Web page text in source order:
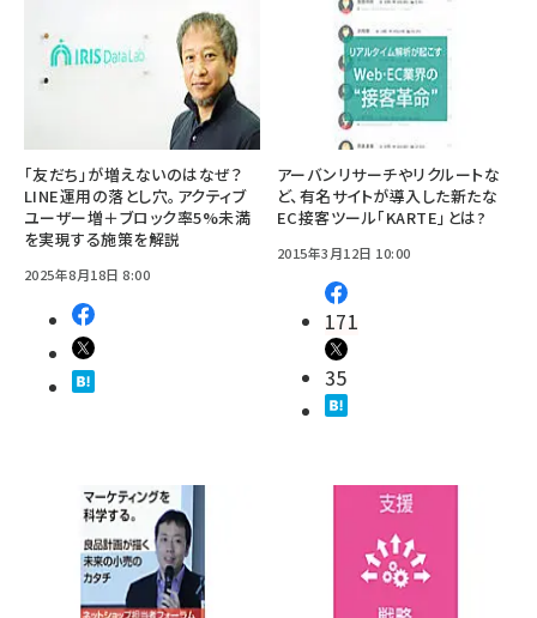
「友だち」が増えないのはなぜ？
LINE運用の落とし穴。アクティブ
ユーザー増＋ブロック率5%未満
を実現する施策を解説
2025年8月18日 8:00
アーバンリサーチやリクルートな
ど、有名サイトが導入した新たな
EC接客ツール「KARTE」とは?
2015年3月12日 10:00
171
35